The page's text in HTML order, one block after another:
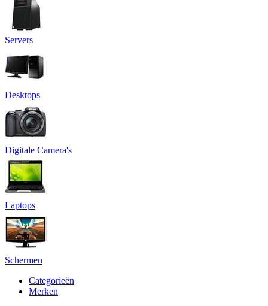
Servers
Desktops
Digitale Camera's
Laptops
Schermen
Categorieën
Merken